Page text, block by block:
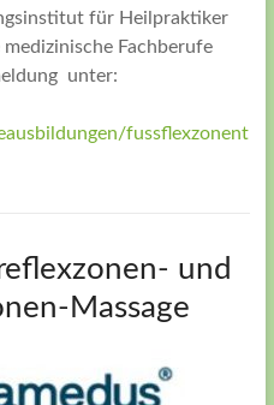
für Heilpraktiker
medizinische Fachberufe
unter:
fussflexzonent
und
Massage